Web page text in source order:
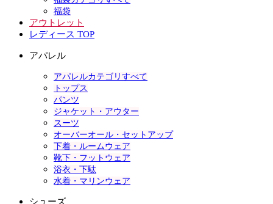
福袋
アウトレット
レディース TOP
アパレル
アパレルカテゴリすべて
トップス
パンツ
ジャケット・アウター
スーツ
オーバーオール・セットアップ
下着・ルームウェア
靴下・フットウェア
浴衣・下駄
水着・マリンウェア
シューズ